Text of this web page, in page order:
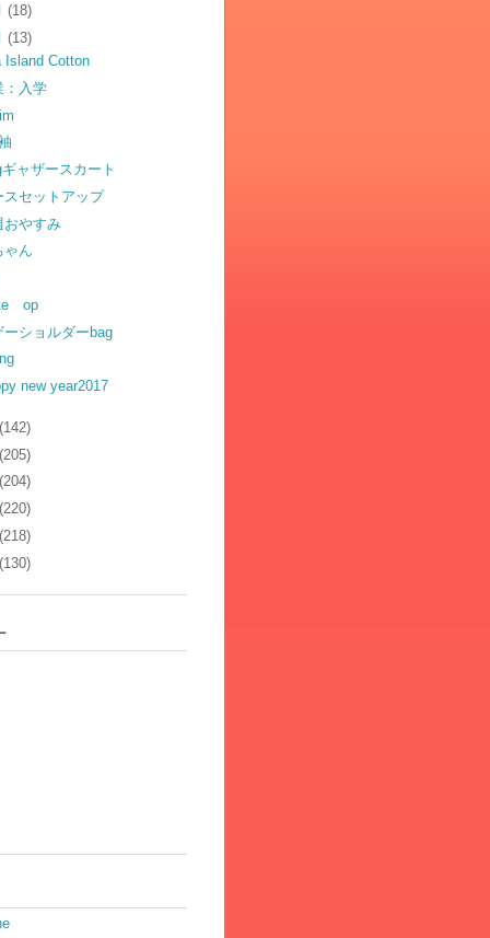
(18)
(13)
Island Cotton
：入学
ギャザースカート
スセットアップ
おやすみ
ゃん
op
ーショルダーbag
new year2017
(142)
(205)
(204)
(220)
(218)
(130)